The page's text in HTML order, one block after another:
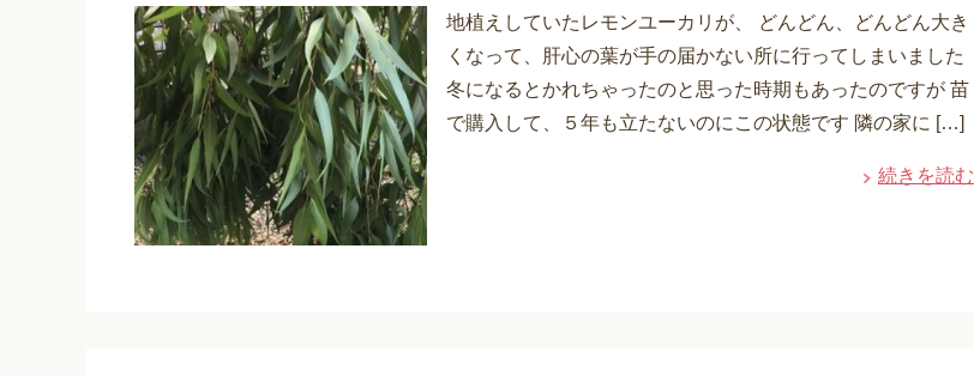
地植えしていたレモンユーカリが、 どんどん、どんどん大き
くなって、肝心の葉が手の届かない所に行ってしまいました
冬になるとかれちゃったのと思った時期もあったのですが 苗
で購入して、５年も立たないのにこの状態です 隣の家に […]
続きを読む